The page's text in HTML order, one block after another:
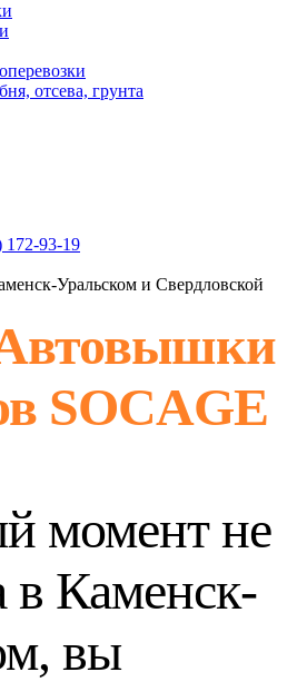
отсева, грунта
172-93-19
Уральском и Свердловской
SOCAGE
момент не
в Каменск-
вы